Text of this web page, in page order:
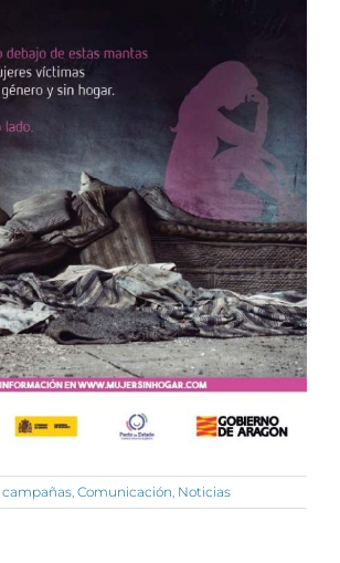
campañas, Comunicación, Noticias